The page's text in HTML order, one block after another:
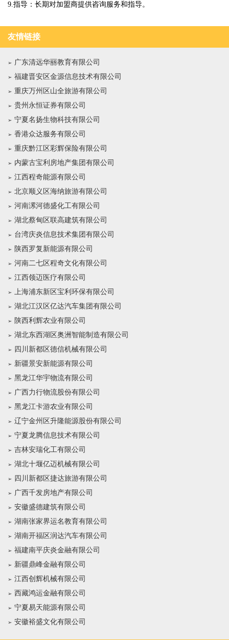
9.指导：长期对加盟商提供咨询服务和指导。
友情链接
广东清远华丽教育有限公司
福建晋安区金源信息技术有限公司
重庆万州区山全旅游有限公司
贵州永恒证券有限公司
宁夏名扬生物科技有限公司
香港众达服务有限公司
重庆黔江区彩辉保险有限公司
内蒙古宝利房地产集团有限公司
江西程奇能源有限公司
北京顺义区海纳旅游有限公司
河南漯河德盛化工有限公司
湖北蔡甸区联高建筑有限公司
台湾庆炎信息技术集团有限公司
陕西罗复新能源有限公司
河南二七区程奇文化有限公司
江西领迈医疗有限公司
上海浦东新区宝利环保有限公司
湖北江汉区亿达汽车集团有限公司
陕西利辉农业有限公司
湖北东西湖区奥洲智能制造有限公司
四川新都区德信机械有限公司
新疆景安新能源有限公司
黑龙江华宇物流有限公司
广西力行物流股份有限公司
黑龙江卡游农业有限公司
辽宁金州区升隆能源股份有限公司
宁夏龙腾信息技术有限公司
吉林安瑞化工有限公司
湖北十堰亿迈机械有限公司
四川新都区捷达旅游有限公司
广西千发房地产有限公司
安徽盛德建筑有限公司
湖南张家界运名教育有限公司
湖南开福区润达汽车有限公司
福建南平庆炎金融有限公司
新疆鼎峰金融有限公司
江西创辉机械有限公司
西藏鸿运金融有限公司
宁夏易天能源有限公司
安徽裕盛文化有限公司